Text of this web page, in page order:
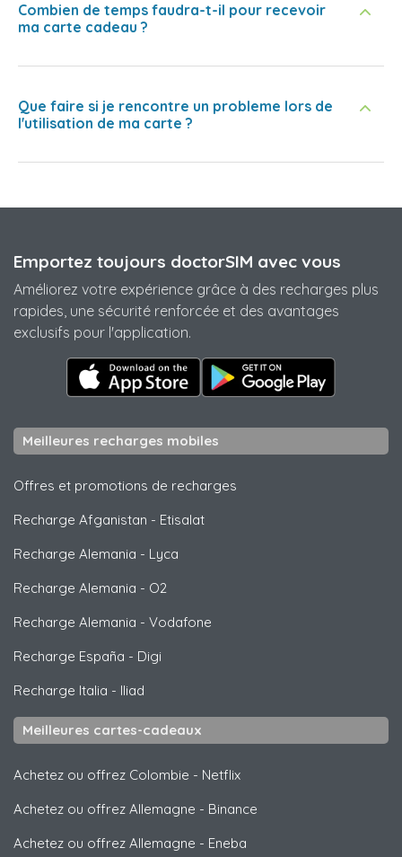
Combien de temps faudra-t-il pour recevoir
ma carte cadeau ?
Que faire si je rencontre un probleme lors de
l'utilisation de ma carte ?
Emportez toujours doctorSIM avec vous
Améliorez votre expérience grâce à des recharges plus
rapides, une sécurité renforcée et des avantages
exclusifs pour l'application.
Meilleures recharges mobiles
Offres et promotions de recharges
Recharge Afganistan - Etisalat
Recharge Alemania - Lyca
Recharge Alemania - O2
Recharge Alemania - Vodafone
Recharge España - Digi
Recharge Italia - Iliad
Meilleures cartes-cadeaux
Achetez ou offrez Colombie - Netflix
Achetez ou offrez Allemagne - Binance
Achetez ou offrez Allemagne - Eneba